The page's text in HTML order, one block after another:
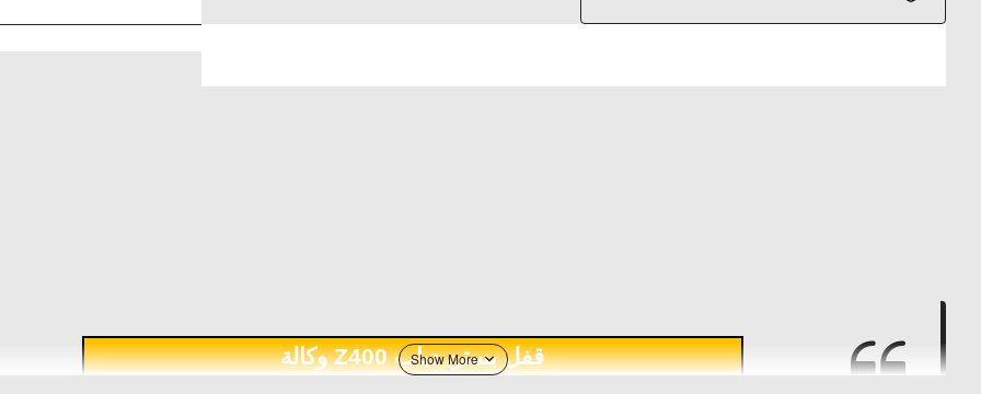
قفل بستن دباب Z400 وكالة